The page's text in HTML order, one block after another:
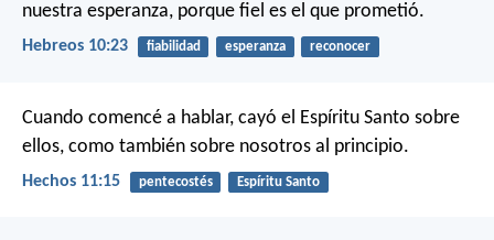
nuestra esperanza, porque fiel es el que prometió.
Hebreos 10:23 fiabilidad esperanza reconocer
Cuando comencé a hablar, cayó el Espíritu Santo sobre
ellos, como también sobre nosotros al principio.
Hechos 11:15 pentecostés Espíritu Santo